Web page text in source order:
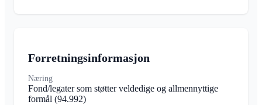
Forretningsinformasjon
Næring
Fond/legater som støtter veldedige og allmennyttige
formål (94.992)